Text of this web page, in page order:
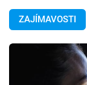
Témata
ZAJÍMAVOSTI